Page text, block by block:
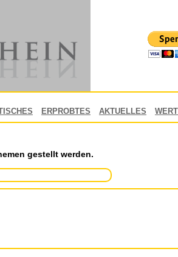
ERPROBTES AKTUELLES
gestellt werden.